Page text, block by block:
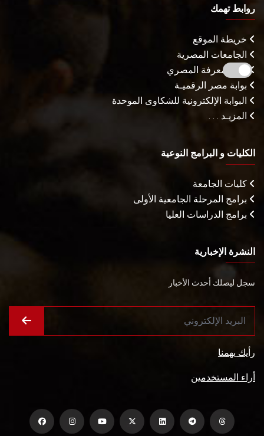
روابط تهمك
خريطة الموقع
الجامعات المصرية
بنك المعرفة المصري
بوابة مصر الرقميـة
البوابة الإلكترونية للشكاوى الموحدة
المزيـد . . .
الكليات و البرامج النوعية
كليات الجامعة
برامج المرحلة الجامعية الأولى
برامج الدراسات العليا
النشرة الإخبارية
سجل ليصلك أحدث الأخبار
رأيك يهمنا
أراء المستخدمين